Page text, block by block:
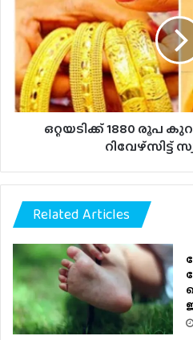
രൂപ
കുറഞ്ഞു,
സംസ്ഥാനത്ത്
റിവേഴ്‌സിട്ട്
സ്വര്‍ണവില..
ഒറ്റയടിക്ക് 1880
റിവേഴ്‌സിട്ട്
Related Articles